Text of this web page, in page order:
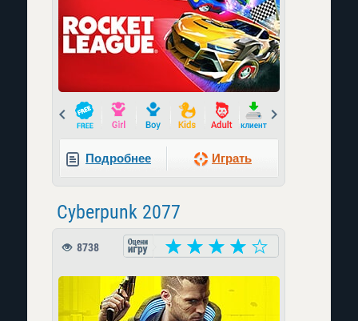
Prev
Подробнее Играть
Cyberpunk 2077
8738